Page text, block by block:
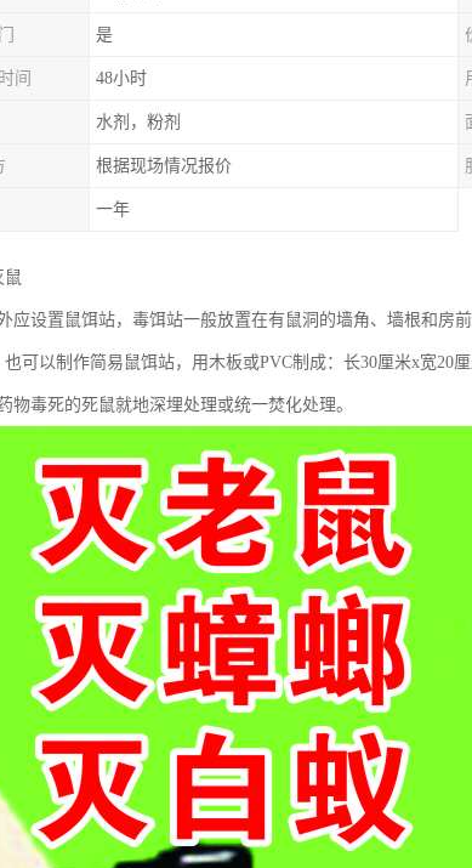
是
间 48小时
水剂，粉剂
根据现场情况报价
一年
鼠
应设置鼠饵站，毒饵站一般放置在有鼠洞的墙角、墙根和房
也可以制作简易鼠饵站，用木板或PVC制成：长30厘米x宽20
物毒死的死鼠就地深埋处理或统一焚化处理。